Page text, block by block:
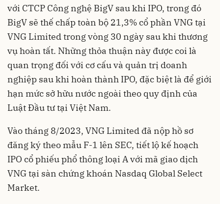
với CTCP Công nghệ BigV sau khi IPO, trong đó
BigV sẽ thế chấp toàn bộ 21,3% cổ phần VNG tại
VNG Limited trong vòng 30 ngày sau khi thương
vụ hoàn tất. Những thỏa thuận này được coi là
quan trọng đối với cơ cấu và quản trị doanh
nghiệp sau khi hoàn thành IPO, đặc biệt là để giới
hạn mức sở hữu nước ngoài theo quy định của
Luật Đầu tư tại Việt Nam.
Vào tháng 8/2023, VNG Limited đã nộp hồ sơ
đăng ký theo mẫu F-1 lên SEC, tiết lộ kế hoạch
IPO cổ phiếu phổ thông loại A với mã giao dịch
VNG tại sàn chứng khoán Nasdaq Global Select
Market.